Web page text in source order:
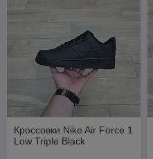
Кроссовки Nike Air Force 1
Low Triple Black